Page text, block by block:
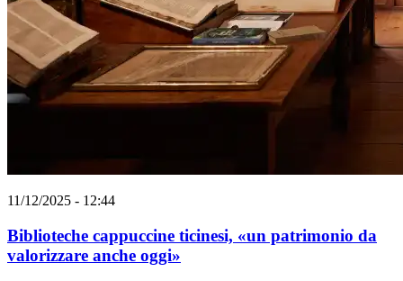
11/12/2025 - 12:44
Biblioteche cappuccine ticinesi, «un patrimonio da
valorizzare anche oggi»